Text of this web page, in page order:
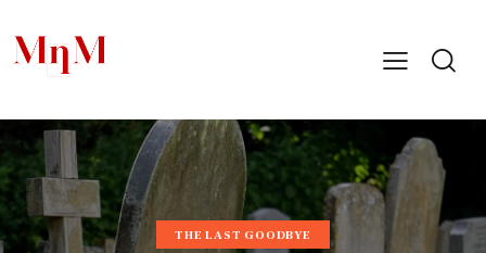
THE LAST GOODBYE